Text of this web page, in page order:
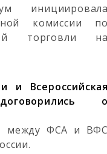
комиссии
торговли
и
между ФСА и